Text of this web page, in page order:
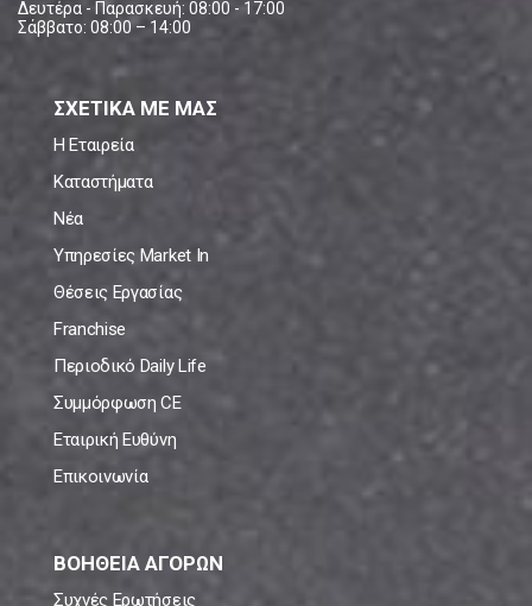
Δευτέρα - Παρασκευή: 08:00 - 17:00
Σάββατο: 08:00 – 14:00
ΣΧΕΤΙΚΑ ΜΕ ΜΑΣ
Η Εταιρεία
Καταστήματα
Νέα
Υπηρεσίες Market In
Θέσεις Εργασίας
Franchise
Περιοδικό Daily Life
Συμμόρφωση CE
Εταιρική Ευθύνη
Επικοινωνία
ΒΟΗΘΕΙΑ ΑΓΟΡΩΝ
Συχνές Ερωτήσεις